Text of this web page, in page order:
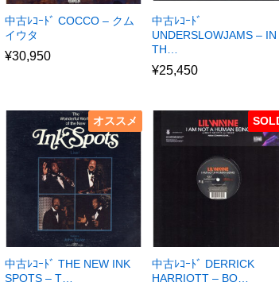
中古ﾚｺｰﾄﾞ COCCO – クム
イウタ
¥30,950
中古ﾚｺｰﾄﾞ
UNDERSLOWJAMS – IN
TH…
¥25,450
オススメ
中古ﾚｺｰﾄﾞ THE NEW INK
SPOTS – T…
中古ﾚｺｰﾄﾞ DERRICK
HARRIOTT – BO…